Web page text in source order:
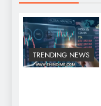
TRENDING NEWS